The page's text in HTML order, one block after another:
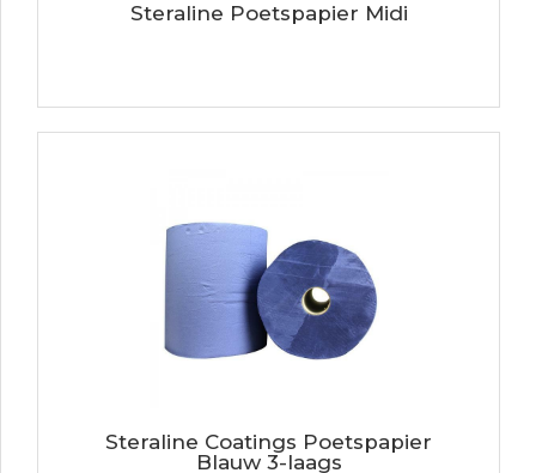
Steraline Poetspapier Midi
Steraline Coatings Poetspapier
Blauw 3-laags